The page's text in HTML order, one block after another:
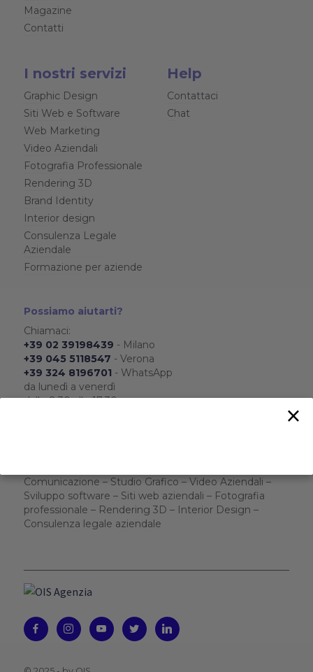
Magazine
Contatti
I nostri servizi
Graphic Design
Siti Web e Software
Web Marketing
Video Aziendali
Fotografia Professionale
Rendering 3D
Brand Identity
Interior design
Consulenza Legale
Aziendale
Formazione per aziende
Help
Contattaci
Chat
Possiamo aiutarti?
Chiamaci:
+39 02 39198439 - Milano
+39 045 5118547 - Verona
+39 324 8196701 - WhatsApp
da lunedì a venerdì
dalle 8:30 alle 17:30
Comunicazione – Studio Grafico – Video Aziendali –
Sviluppo software – Siti web aziendali – Fotografia
professionale – Rendering 3D – Interior Design –
Consulenza legale aziendale
×